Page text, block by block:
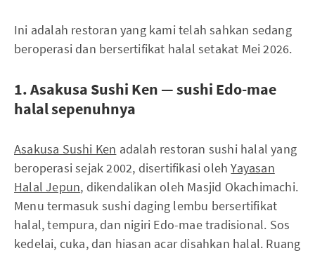
Ini adalah restoran yang kami telah sahkan sedang
beroperasi dan bersertifikat halal setakat Mei 2026.
1. Asakusa Sushi Ken — sushi Edo-mae
halal sepenuhnya
Asakusa Sushi Ken adalah restoran sushi halal yang
beroperasi sejak 2002, disertifikasi olehYayasan
Halal Jepun, dikendalikan oleh Masjid Okachimachi.
Menu termasuk sushi daging lembu bersertifikat
halal, tempura, dan nigiri Edo-mae tradisional. Sos
kedelai, cuka, dan hiasan acar disahkan halal. Ruang